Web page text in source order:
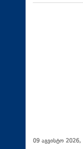
09 აგვისტო 2026,